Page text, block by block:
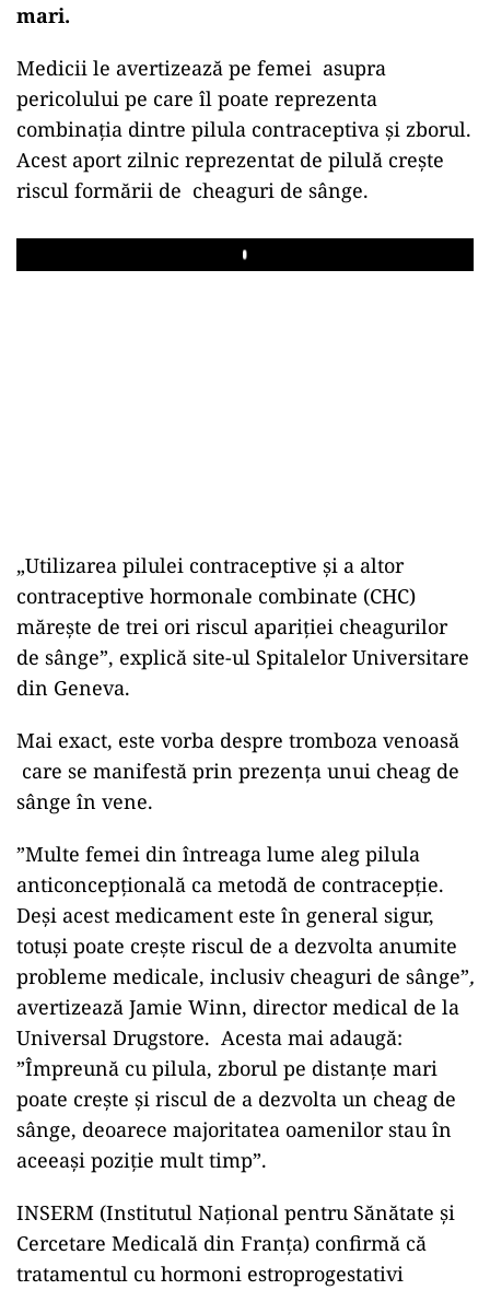
mari.
Medicii le avertizează pe femei asupra
pericolului pe care îl poate reprezenta
combinația dintre pilula contraceptiva și zborul.
Acest aport zilnic reprezentat de pilulă crește
riscul formării de cheaguri de sânge.
Play
„Utilizarea pilulei contraceptive și a altor
contraceptive hormonale combinate (CHC)
mărește de trei ori riscul apariției cheagurilor
de sânge”, explică site-ul Spitalelor Universitare
din Geneva.
Mai exact, este vorba despre tromboza venoasă
care se manifestă prin prezența unui cheag de
sânge în vene.
”Multe femei din întreaga lume aleg pilula
anticoncepțională ca metodă de contracepție.
Deși acest medicament este în general sigur,
totuși poate crește riscul de a dezvolta anumite
probleme medicale, inclusiv cheaguri de sânge”,
avertizează Jamie Winn, director medical de la
Universal Drugstore. Acesta mai adaugă:
”Împreună cu pilula, zborul pe distanțe mari
poate crește și riscul de a dezvolta un cheag de
sânge, deoarece majoritatea oamenilor stau în
aceeași poziție mult timp”.
INSERM (Institutul Național pentru Sănătate și
Cercetare Medicală din Franța) confirmă că
tratamentul cu hormoni estroprogestativi